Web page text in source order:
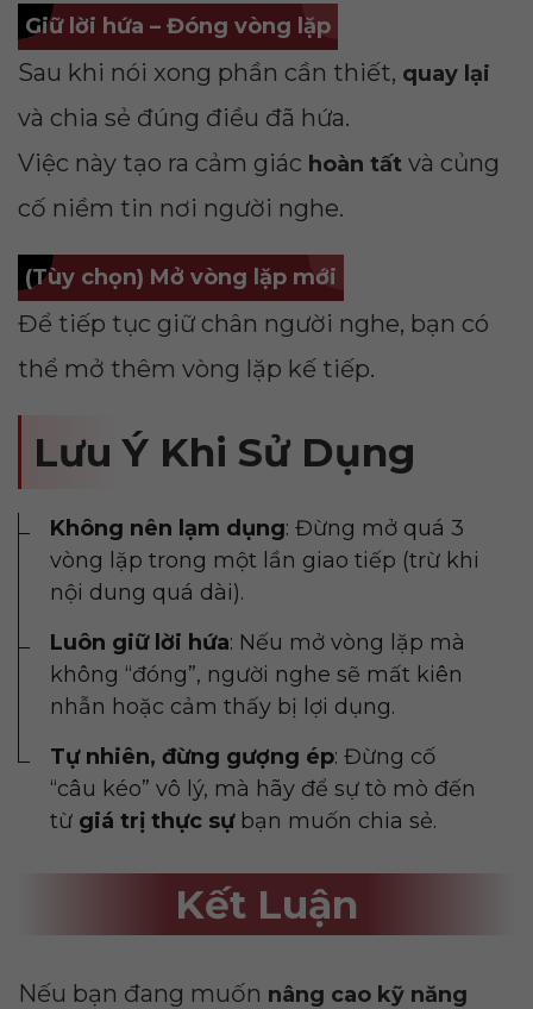
Giữ lời hứa – Đóng vòng lặp
Sau khi nói xong phần cần thiết, quay lại
và chia sẻ đúng điều đã hứa.
Việc này tạo ra cảm giác hoàn tất và củng
cố niềm tin nơi người nghe.
(Tùy chọn) Mở vòng lặp mới
Để tiếp tục giữ chân người nghe, bạn có
thể mở thêm vòng lặp kế tiếp.
Lưu Ý Khi Sử Dụng
Không nên lạm dụng: Đừng mở quá 3
vòng lặp trong một lần giao tiếp (trừ khi
nội dung quá dài).
Luôn giữ lời hứa: Nếu mở vòng lặp mà
không “đóng”, người nghe sẽ mất kiên
nhẫn hoặc cảm thấy bị lợi dụng.
Tự nhiên, đừng gượng ép: Đừng cố
“câu kéo” vô lý, mà hãy để sự tò mò đến
từ giá trị thực sựbạn muốn chia sẻ.
Kết Luận
Nếu bạn đang muốn nâng cao kỹ năng